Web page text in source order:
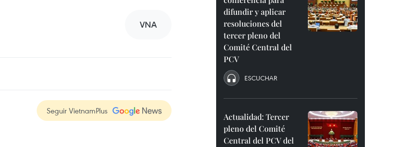
VNA
Seguir VietnamPlus
difundir y aplicar
resoluciones del
tercer pleno del
Comité Central del
PCV
ESCUCHAR
Actualidad: Tercer
pleno del Comité
Central del PCV del